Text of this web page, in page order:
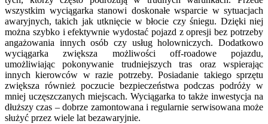
wszystkim wyciągarka stanowi doskonałe wsparcie w sytuacjach
awaryjnych, takich jak utknięcie w błocie czy śniegu. Dzięki niej
można szybko i efektywnie wydostać pojazd z opresji bez potrzeby
angażowania innych osób czy usług holowniczych. Dodatkowo
wyciągarka zwiększa możliwości off-roadowe pojazdu,
umożliwiając pokonywanie trudniejszych tras oraz wspierając
innych kierowców w razie potrzeby. Posiadanie takiego sprzętu
zwiększa również poczucie bezpieczeństwa podczas podróży w
mniej uczęszczanych miejscach. Wyciągarka to także inwestycja na
dłuższy czas – dobrze zamontowana i regularnie serwisowana może
służyć przez wiele lat bezawaryjnie.